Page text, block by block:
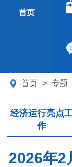
首页
首页 > 专题
经济运行亮点
作
2026年2